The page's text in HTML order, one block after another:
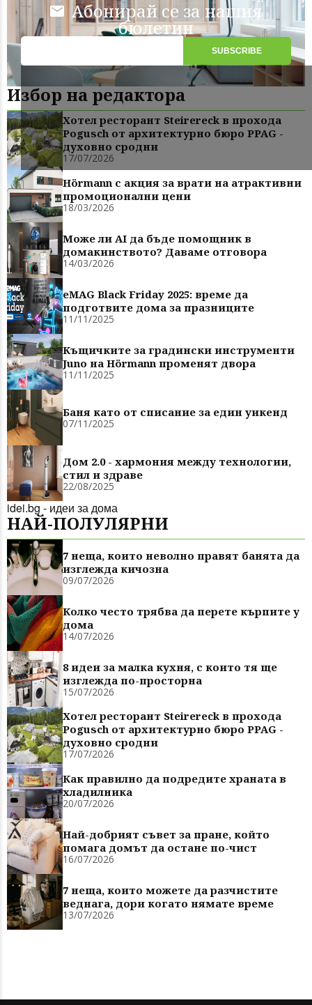
Абонирай се за нашия
бюлетин
Избор на редактора
Хотел ресторант Steirereck в прохода
Pogusch от архитектурно бюро PPAG -
духовно сродни
17/07/2026
Hörmann с акция за врати на атрактивни
промоционални цени
18/03/2026
Може ли AI да бъде помощник в
домакинството? Даваме отговора
14/03/2026
eMAG Black Friday 2025: време да
подготвите дома за празниците
11/11/2025
Къщичките за градински инструменти
Juno на Hörmann променят двора
11/11/2025
Баня като от списание за един уикенд
07/11/2025
Дом 2.0 - хармония между технологии,
стил и здраве
22/08/2025
idei.bg - идеи за дома
НАЙ-ПОЛУЛЯРНИ
7 неща, които неволно правят банята да
изглежда кичозна
09/07/2026
Колко често трябва да перете кърпите у
дома
14/07/2026
8 идеи за малка кухня, с които тя ще
изглежда по-просторна
15/07/2026
Хотел ресторант Steirereck в прохода
Pogusch от архитектурно бюро PPAG -
духовно сродни
17/07/2026
Как правилно да подредите храната в
хладилника
20/07/2026
Най-добрият съвет за пране, който
помага домът да остане по-чист
16/07/2026
7 неща, които можете да разчистите
веднага, дори когато нямате време
13/07/2026